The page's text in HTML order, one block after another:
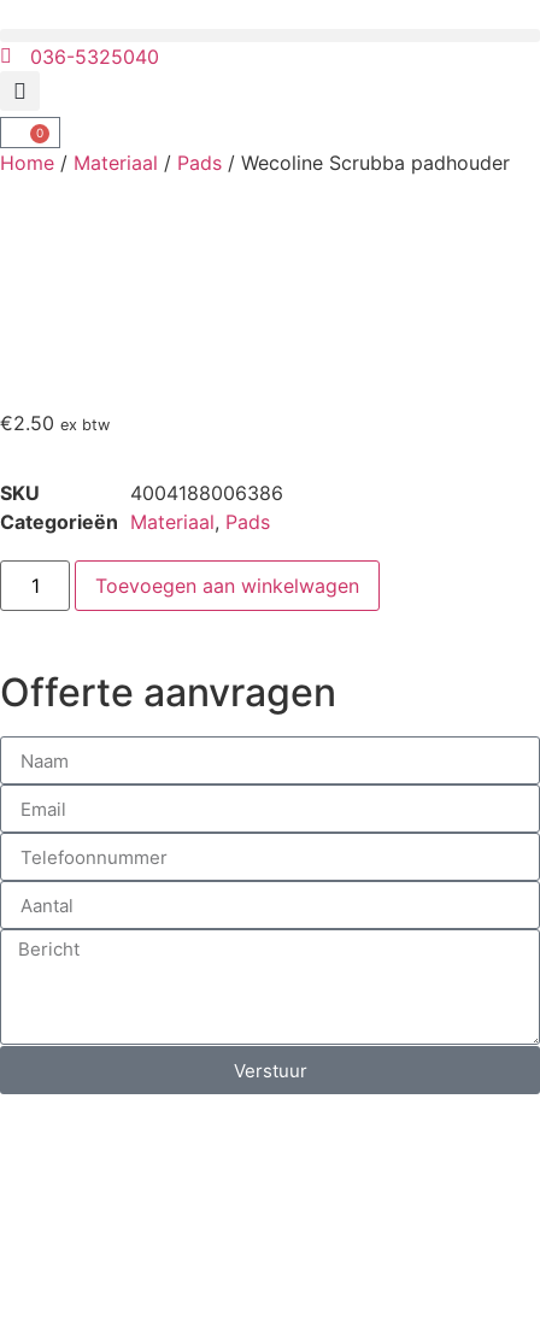
036-5325040
0
Home / Materiaal / Pads / Wecoline Scrubba padhouder
€2.50 ex btw
SKU
4004188006386
Categorieën Materiaal, Pads
Toevoegen aan winkelwagen
Offerte aanvragen
Verstuur